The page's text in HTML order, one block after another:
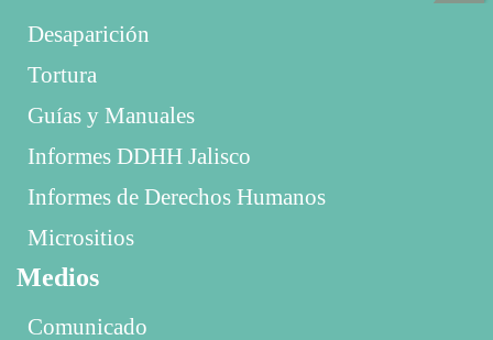
Desaparición
Tortura
Guías y Manuales
Informes DDHH Jalisco
Informes de Derechos Humanos
Micrositios
Medios
Comunicado